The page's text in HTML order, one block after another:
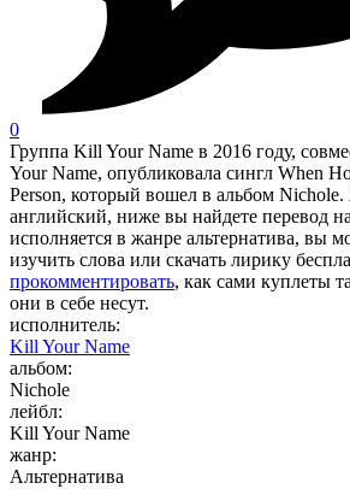
0
Группа Kill Your Name в 2016 году,
Your Name, опубликовала сингл When
Person, который вошел в альбом
английский, ниже вы найдете перевод
исполняется в жанре альтернатива, вы
изучить слова или скачать лирику
прокомментировать, как сами куплеты
они в себе несут.
исполнитель:
Kill Your Name
альбом:
Nichole
лейбл:
Kill Your Name
жанр:
Альтернатива